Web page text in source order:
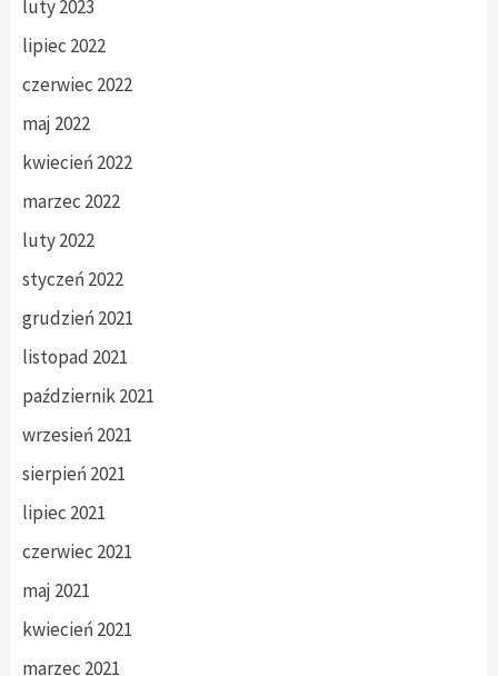
luty 2023
lipiec 2022
czerwiec 2022
maj 2022
kwiecień 2022
marzec 2022
luty 2022
styczeń 2022
grudzień 2021
listopad 2021
październik 2021
wrzesień 2021
sierpień 2021
lipiec 2021
czerwiec 2021
maj 2021
kwiecień 2021
marzec 2021